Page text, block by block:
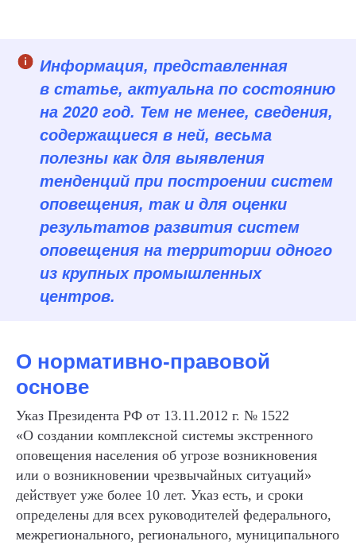
Информация, представленная
в статье, актуальна по состоянию
на 2020 год. Тем не менее, сведения,
содержащиеся в ней, весьма
полезны как для выявления
тенденций при построении систем
оповещения, так и для оценки
результатов развития систем
оповещения на территории одного
из крупных промышленных
центров.
О нормативно-правовой
основе
Указ Президента РФ от 13.11.2012 г. № 1522
«О создании комплексной системы экстренного
оповещения населения об угрозе возникновения
или о возникновении чрезвычайных ситуаций»
действует уже более 10 лет. Указ есть, и сроки
определены для всех руководителей федерального,
межрегионального, регионального, муниципального